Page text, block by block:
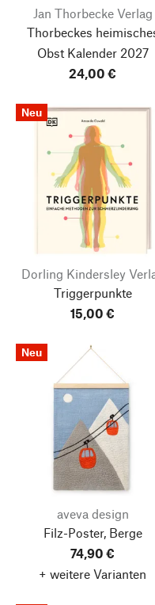
Jan Thorbecke Verlag
Thorbeckes
Obst Kalender 2027
24,00 €
Neu
Dorling Kindersley
Triggerpunkte
15,00 €
Neu
aveva design
Filz-Poster, Berge
74,90 €
+ weitere Varianten